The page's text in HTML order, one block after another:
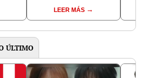
LEER MÁS
ÚLTIMO